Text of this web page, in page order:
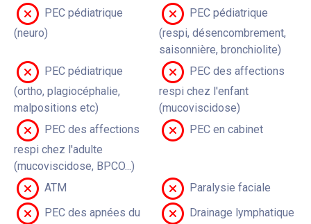
PEC pédiatrique
(neuro)
PEC pédiatrique
(respi, désencombrement,
saisonnière, bronchiolite)
PEC pédiatrique
(ortho, plagiocéphalie,
malpositions etc)
PEC des affections
respi chez l'enfant
(mucoviscidose)
PEC des affections
respi chez l'adulte
(mucoviscidose, BPCO...)
PEC en cabinet
ATM
Paralysie faciale
PEC des apnées du
Drainage lymphatique